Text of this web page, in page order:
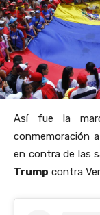
Así fue la
conmemoración
en contra de las
Trump contra